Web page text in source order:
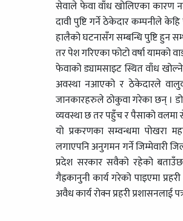
सेवाले फेवा वाँध खोलिएका कारण
दावी पुष्टि गर्ने ठेकेदार कम्पनीले
हालैको घटनासँग सम्बन्धि पुष्टि हुन
तर पेश गरिएका फोटो वर्षा यामको
फेवाको ड्यामसाइट स्थित वाँध
अवस्था नआएको र ठेकेदारले
जानकारहरुले ठोकुवा गरेका छन् ।
व्यवस्था छ तर पहुँच र पैसाको वलमा
यो प्रकरणका सम्वन्धमा पोखरा
लगाएपनि अनुगमन गर्ने जिम्मेवारी
प्रदेश सरकार सवैको रहेको
गैह्रकानुनी कार्य गरेको पाइएमा
अवैध कार्य रोक्न प्रहरी प्रशासनलाई